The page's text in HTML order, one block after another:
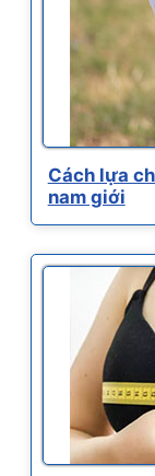
Cách lựa
nam giới